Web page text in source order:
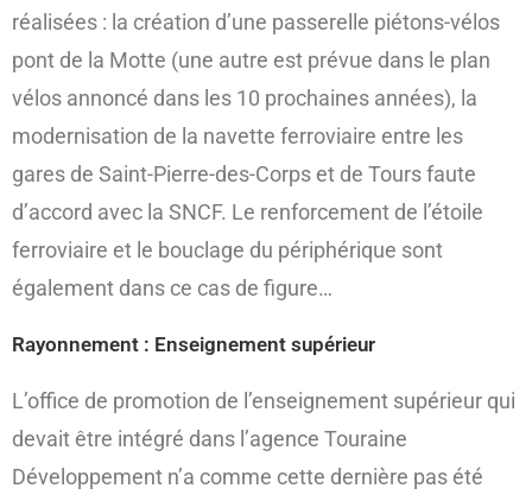
réalisées : la création d’une passerelle piétons-vélos
pont de la Motte (une autre est prévue dans le plan
vélos annoncé dans les 10 prochaines années), la
modernisation de la navette ferroviaire entre les
gares de Saint-Pierre-des-Corps et de Tours faute
d’accord avec la SNCF. Le renforcement de l’étoile
ferroviaire et le bouclage du périphérique sont
également dans ce cas de figure…
Rayonnement : Enseignement supérieur
L’office de promotion de l’enseignement supérieur qui
devait être intégré dans l’agence Touraine
Développement n’a comme cette dernière pas été